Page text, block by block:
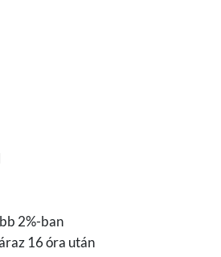
2%-ban
16 óra után